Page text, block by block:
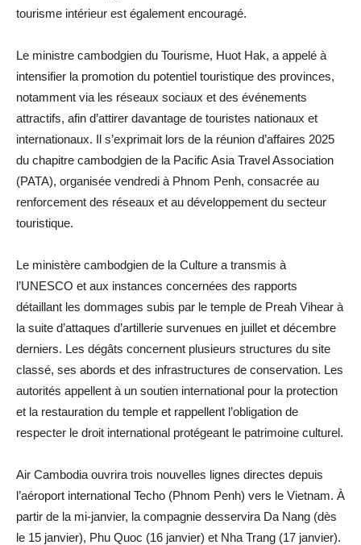
tourisme intérieur est également encouragé.
Le ministre cambodgien du Tourisme, Huot Hak, a appelé à
intensifier la promotion du potentiel touristique des provinces,
notamment via les réseaux sociaux et des événements
attractifs, afin d’attirer davantage de touristes nationaux et
internationaux. Il s’exprimait lors de la réunion d’affaires 2025
du chapitre cambodgien de la Pacific Asia Travel Association
(PATA), organisée vendredi à Phnom Penh, consacrée au
renforcement des réseaux et au développement du secteur
touristique.
Le ministère cambodgien de la Culture a transmis à
l’UNESCO et aux instances concernées des rapports
détaillant les dommages subis par le temple de Preah Vihear à
la suite d’attaques d’artillerie survenues en juillet et décembre
derniers. Les dégâts concernent plusieurs structures du site
classé, ses abords et des infrastructures de conservation. Les
autorités appellent à un soutien international pour la protection
et la restauration du temple et rappellent l’obligation de
respecter le droit international protégeant le patrimoine culturel.
Air Cambodia ouvrira trois nouvelles lignes directes depuis
l’aéroport international Techo (Phnom Penh) vers le Vietnam. À
partir de la mi-janvier, la compagnie desservira Da Nang (dès
le 15 janvier), Phu Quoc (16 janvier) et Nha Trang (17 janvier).